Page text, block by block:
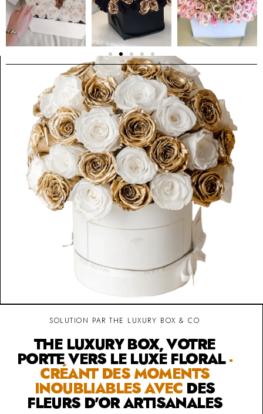
SOLUTION PAR THE LUXURY BOX & CO
THE LUXURY BOX, VOTRE
PORTE VERS LE LUXE FLORAL-
CRÉANT DES MOMENTS
INOUBLIABLES AVEC DES
FLEURS D'OR ARTISANALES